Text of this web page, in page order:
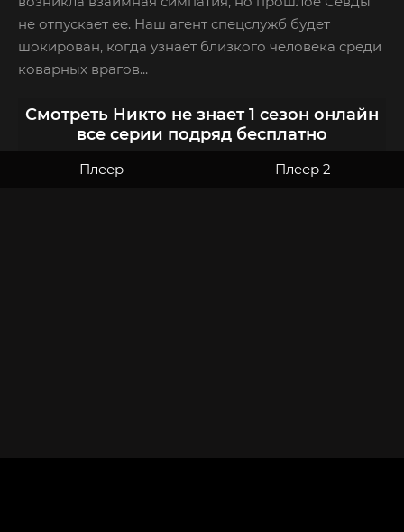
не отпускает ее. Наш агент спецслужб будет
шокирован, когда узнает близкого человека среди
коварных врагов...
Смотреть Никто не знает 1 сезон онлайн
все серии подряд бесплатно
Плеер Плеер 2